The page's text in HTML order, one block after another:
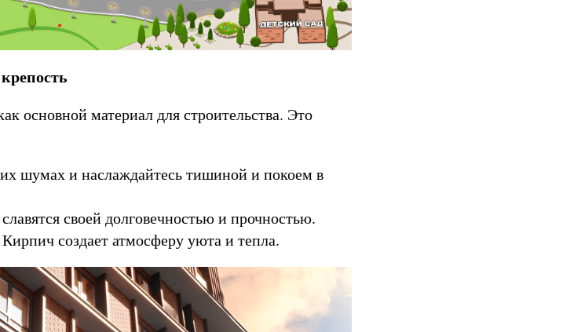
основной материал для строительства. Это
шумах и наслаждайтесь тишиной и покоем в
своей долговечностью и прочностью.
Кирпич создает атмосферу уюта и тепла.